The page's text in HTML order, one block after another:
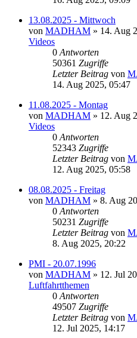
13.08.2025 - Mittwoch
von MADHAM » 14. Aug
Videos
0 Antworten
50361 Zugriffe
Letzter Beitrag von
14. Aug 2025, 05:47
11.08.2025 - Montag
von MADHAM » 12. Aug
Videos
0 Antworten
52343 Zugriffe
Letzter Beitrag von
12. Aug 2025, 05:58
08.08.2025 - Freitag
von MADHAM » 8. Aug
0 Antworten
50231 Zugriffe
Letzter Beitrag von
8. Aug 2025, 20:22
PMI - 20.07.1996
von MADHAM » 12. Jul
Luftfahrtthemen
0 Antworten
49507 Zugriffe
Letzter Beitrag von
12. Jul 2025, 14:17